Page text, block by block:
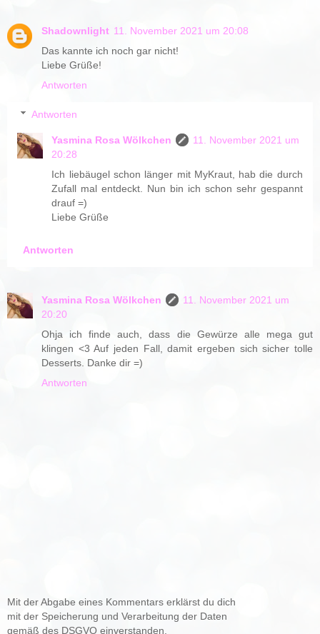
Shadownlight 11. November 2021 um 20:08
Das kannte ich noch gar nicht!
Liebe Grüße!
Antworten
Antworten
Yasmina Rosa Wölkchen
11. November 2021 um
20:28
Ich liebäugel schon länger mit MyKraut, hab die durch
Zufall mal entdeckt. Nun bin ich schon sehr gespannt
drauf =)
Liebe Grüße
Antworten
Yasmina Rosa Wölkchen
11. November 2021 um
20:20
Ohja ich finde auch, dass die Gewürze alle mega gut
klingen <3 Auf jeden Fall, damit ergeben sich sicher tolle
Desserts. Danke dir =)
Antworten
Mit der Abgabe eines Kommentars erklärst du dich
mit der Speicherung und Verarbeitung der Daten
gemäß des DSGVO einverstanden.